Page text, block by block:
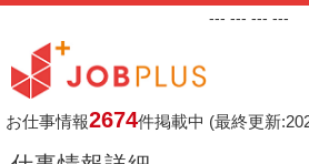
--- --- --- ---
お仕事情報2674件掲載中 (最終更新